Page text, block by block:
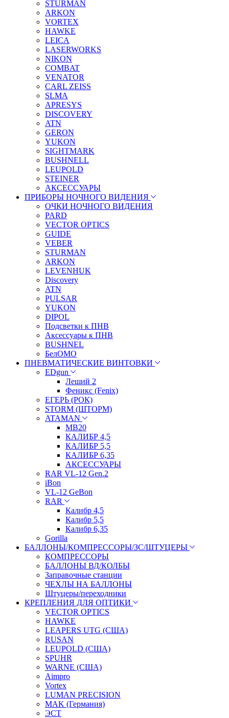
STURMAN
ARKON
VORTEX
HAWKE
LEICA
LASERWORKS
NIKON
COMBAT
VENATOR
CARL ZEISS
SLMA
APRESYS
DISCOVERY
ATN
GERON
YUKON
SIGHTMARK
BUSHNELL
LEUPOLD
STEINER
АКСЕССУАРЫ
ПРИБОРЫ НОЧНОГО ВИДЕНИЯ
ОЧКИ НОЧНОГО ВИДЕНИЯ
PARD
VECTOR OPTICS
GUIDE
VEBER
STURMAN
ARKON
LEVENHUK
Discovery
ATN
PULSAR
YUKON
DIPOL
Подсветки к ПНВ
Аксессуары к ПНВ
BUSHNEL
БелОМО
ПНЕВМАТИЧЕСКИЕ ВИНТОВКИ
EDgun
Леший 2
Феникс (Fenix)
ЕГЕРЬ (РОК)
STORM (ШТОРМ)
ATAMAN
МВ20
КАЛИБР 4,5
КАЛИБР 5,5
КАЛИБР 6,35
АКСЕССУАРЫ
RAR VL-12 Gen.2
iBon
VL-12 GeBon
RAR
Калибр 4,5
Калибр 5,5
Калибр 6,35
Gorilla
БАЛЛОНЫ/КОМПРЕССОРЫ/ЗС/ШТУЦЕРЫ
КОМПРЕССОРЫ
БАЛЛОНЫ ВД/КОЛБЫ
Заправочные станции
ЧЕХЛЫ НА БАЛЛОНЫ
Штуцеры/переходники
КРЕПЛЕНИЯ ДЛЯ ОПТИКИ
VECTOR OPTICS
HAWKE
LEAPERS UTG (США)
RUSAN
LEUPOLD (США)
SPUHR
WARNE (США)
Aimpro
Vortex
LUMAN PRECISION
MAK (Германия)
ЭСТ